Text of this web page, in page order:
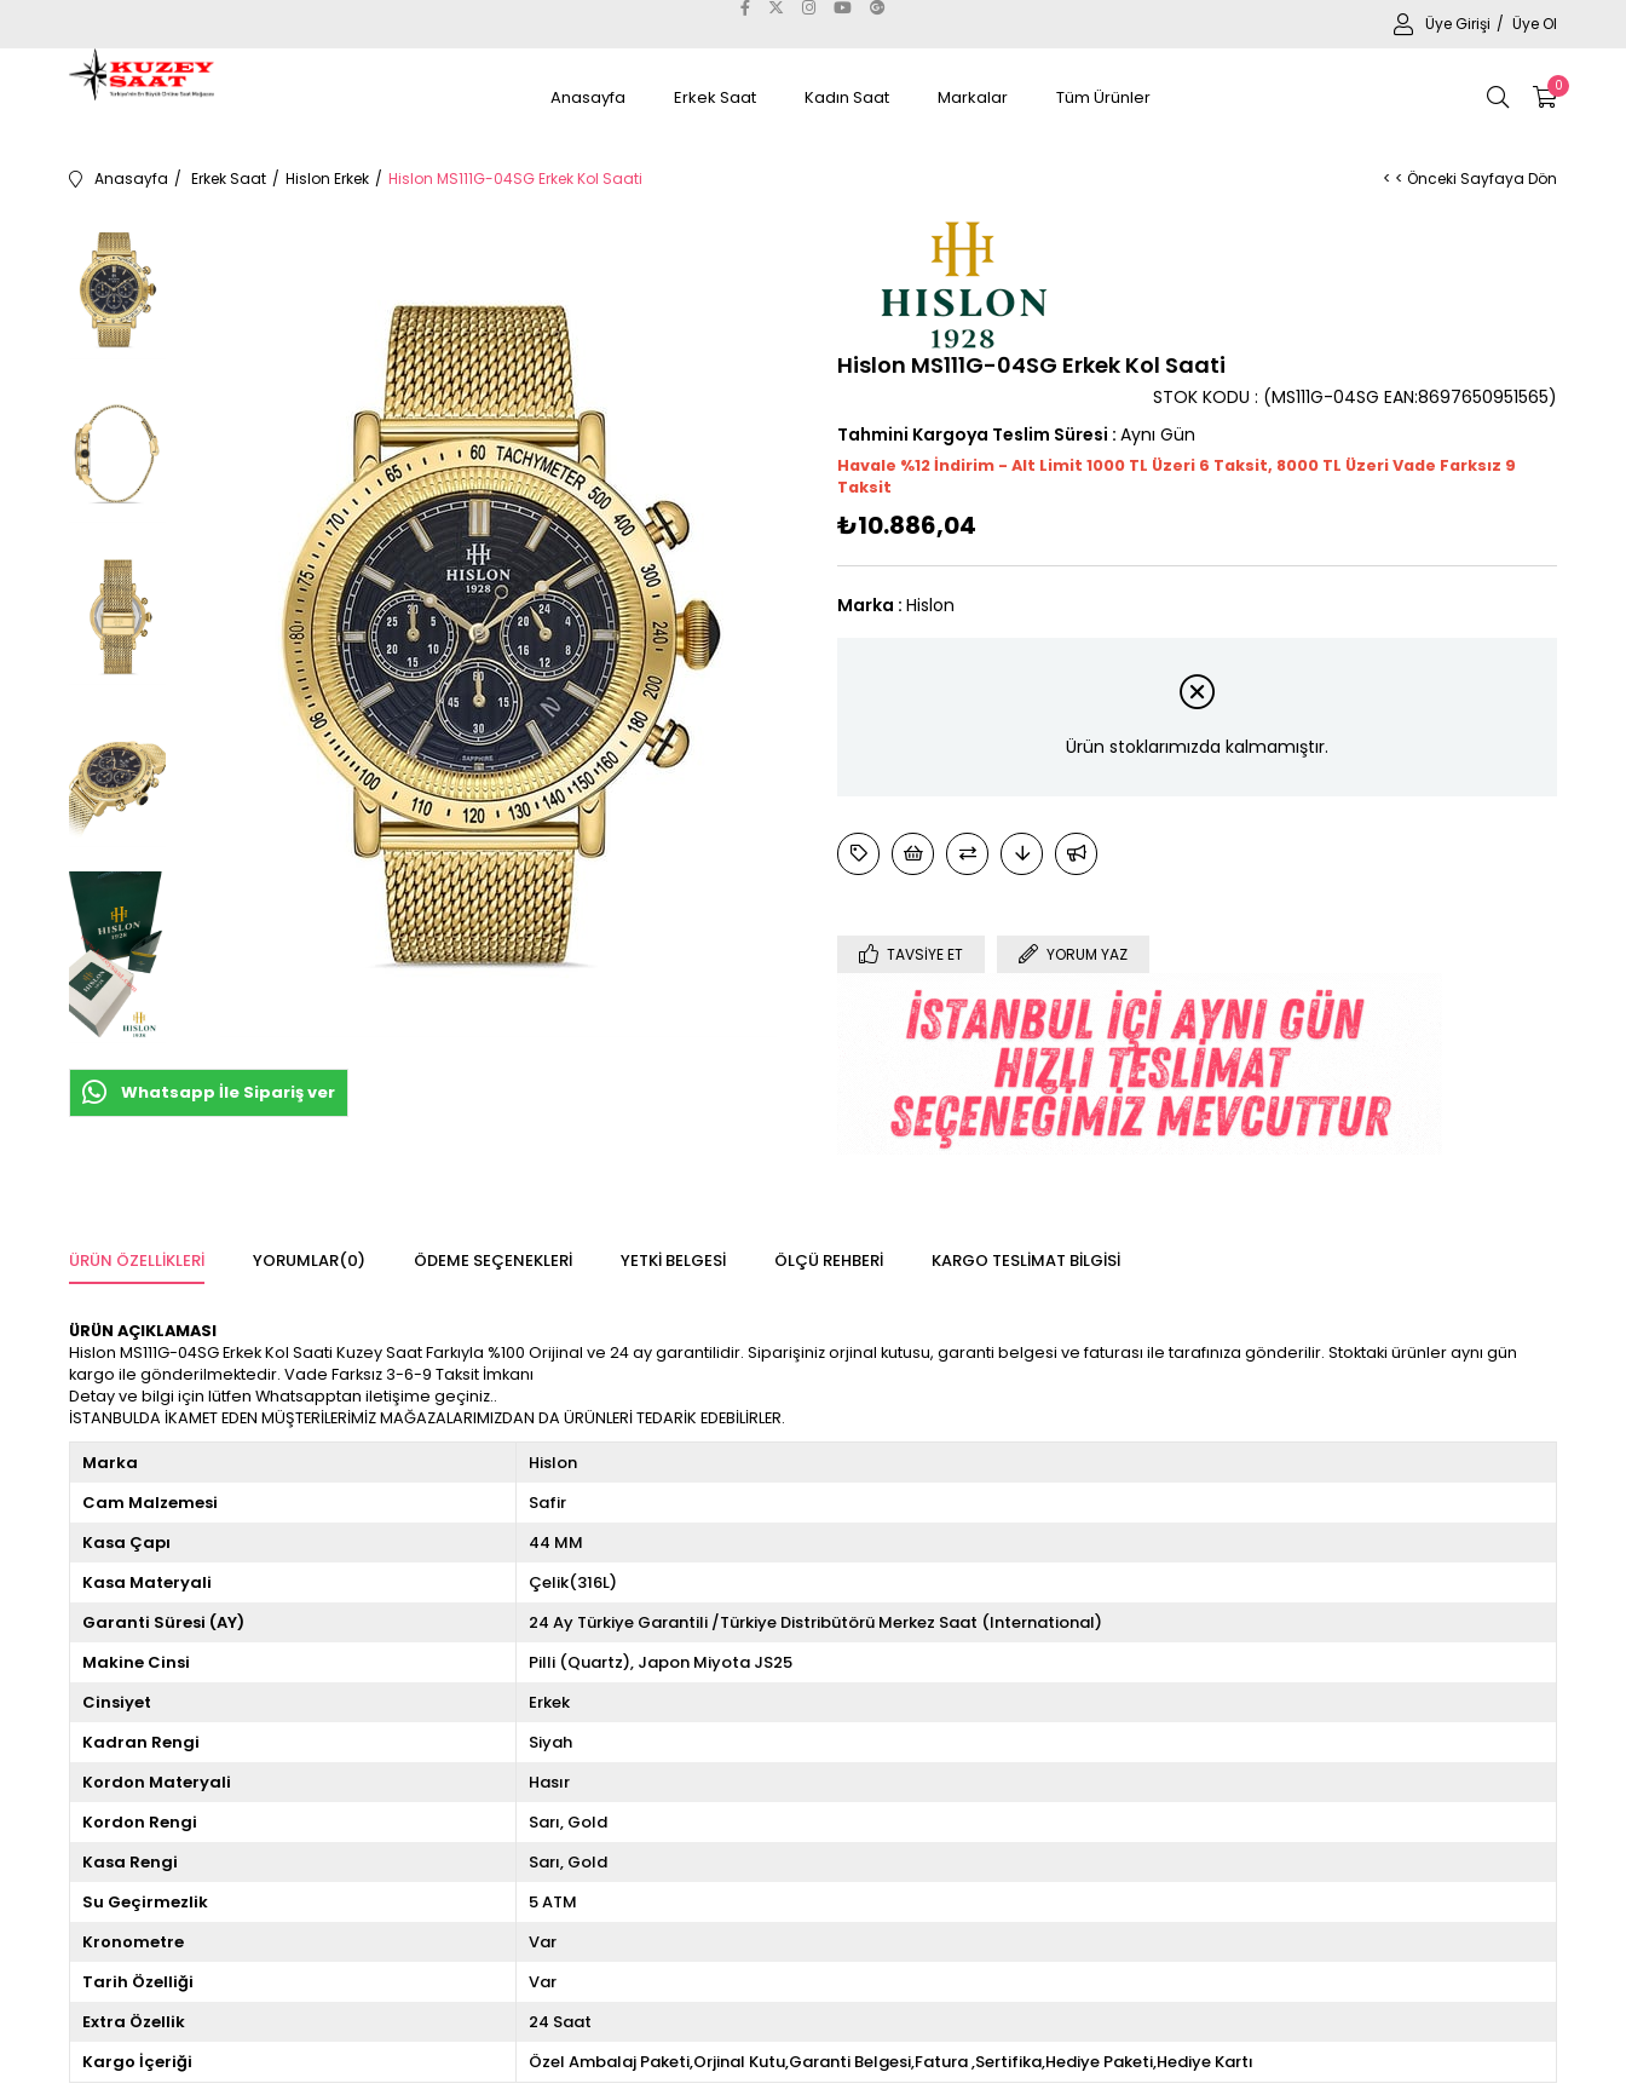
Üye Girişi Üye Ol
0
Anasayfa Erkek Saat Kadın Saat Markalar Tüm Ürünler
Anasayfa Erkek Saat Hislon Erkek Hislon MS111G-04SG Erkek Kol Saati < < Önceki Sayfaya Dön
Whatsapp İle Sipariş ver
Hislon MS111G-04SG Erkek Kol Saati
(MS111G-04SG EAN:8697650951565)
STOK KODU
Tahmini Kargoya Teslim Süresi : Aynı Gün
Havale %12 İndirim - Alt Limit 1000 TL Üzeri 6 Taksit, 8000 TL Üzeri Vade Farksız 9
Taksit
₺10.886,04
Marka : Hislon
Ürün stoklarımızda kalmamıştır.
TAVSIYE ET YORUM YAZ
ÜRÜN ÖZELLIKLERI YORUMLAR(0) ÖDEME SEÇENEKLERI YETKİ BELGESİ ÖLÇÜ REHBERI KARGO TESLIMAT BILGISI
ÜRÜN AÇIKLAMASI
Hislon MS111G-04SG Erkek Kol Saati Kuzey Saat Farkıyla %100 Orijinal ve 24 ay garantilidir. Siparişiniz orjinal kutusu, garanti belgesi ve faturası ile tarafınıza gönderilir. Stoktaki ürünler aynı gün
kargo ile gönderilmektedir. Vade Farksız 3-6-9 Taksit İmkanı
Detay ve bilgi için lütfen Whatsapptan iletişime geçiniz..
İSTANBULDA İKAMET EDEN MÜŞTERİLERİMİZ MAĞAZALARIMIZDAN DA ÜRÜNLERİ TEDARİK EDEBİLİRLER.
Marka
Hislon
Cam Malzemesi
Safir
Kasa Çapı
44 MM
Kasa Materyali
Çelik(316L)
Garanti Süresi (AY)
24 Ay Türkiye Garantili /Türkiye Distribütörü Merkez Saat (International)
Makine Cinsi
Pilli (Quartz) Japon Miyota JS25
Cinsiyet
Erkek
Kadran Rengi
Siyah
Kordon Materyali
Hasır
Kordon Rengi
Sarı Gold
Kasa Rengi
Sarı Gold
Su Geçirmezlik
5 ATM
Kronometre
Var
Tarih Özelliği
Var
Extra Özellik
24 Saat
Kargo İçeriği
Özel Ambalaj Paketi,Orjinal Kutu,Garanti Belgesi,Fatura ,Sertifika,Hediye Paketi,Hediye Kartı